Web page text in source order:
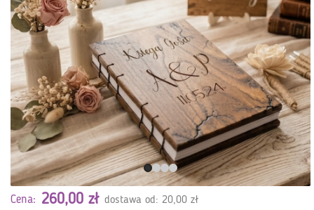
Cena: 260,00 zł dostawa od: 20,00 zł